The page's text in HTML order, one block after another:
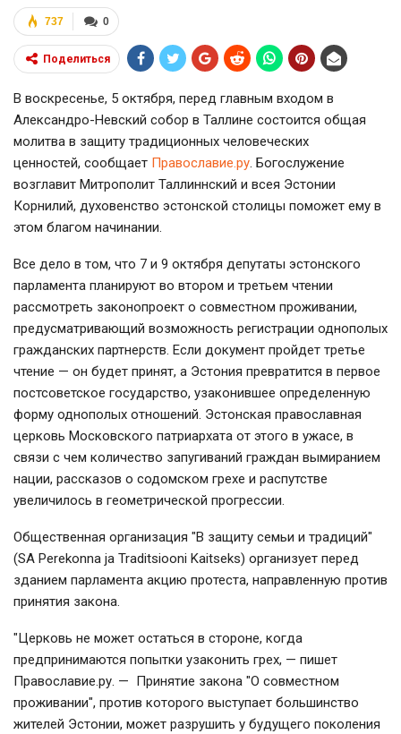
0
737
Поделиться
В воскресенье, 5 октября, перед главным входом в
Александро-Невский собор в Таллине состоится общая
молитва в защиту традиционных человеческих
ценностей, сообщает Православие.ру. Богослужение
возглавит Митрополит Таллиннский и всея Эстонии
Корнилий, духовенство эстонской столицы поможет ему в
этом благом начинании.
Все дело в том, что 7 и 9 октября депутаты эстонского
парламента планируют во втором и третьем чтении
рассмотреть законопроект о совместном проживании,
предусматривающий возможность регистрации однополых
гражданских партнерств. Если документ пройдет третье
чтение — он будет принят, а Эстония превратится в первое
постсоветское государство, узаконившее определенную
форму однополых отношений. Эстонская православная
церковь Московского патриархата от этого в ужасе, в
связи с чем количество запугиваний граждан вымиранием
нации, рассказов о содомском грехе и распутстве
увеличилось в геометрической прогрессии.
Общественная организация "В защиту семьи и традиций"
(SA Perekonna ja Traditsiooni Kaitseks) организует перед
зданием парламента акцию протеста, направленную против
принятия закона.
"Церковь не может остаться в стороне, когда
предпринимаются попытки узаконить грех, — пишет
Православие.ру. — Принятие закона "О совместном
проживании", против которого выступает большинство
жителей Эстонии, может разрушить у будущего поколения